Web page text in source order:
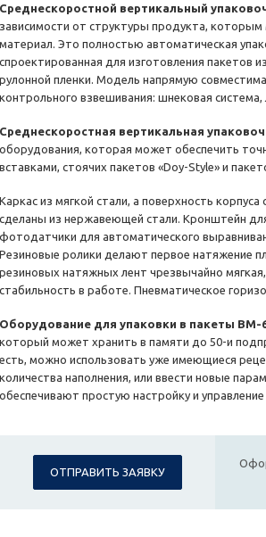
Среднескоростной вертикальный
зависимости от структуры продукта,
материал. Это полностью автоматическая
спроектированная для изготовления пакетов
рулонной пленки. Модель напрямую
контрольного взвешивания: шнековая система,
Среднескоростная вертикальная
оборудования, которая может обеспечить
вставками, стоячих пакетов «Doy-Style» и
Каркас из мягкой стали, а поверхность
сделаны из нержавеющей стали. Кронштейн
фотодатчики для автоматического
Резиновые ролики делают первое натяжение
резиновых натяжных лент чрезвычайно
стабильность в работе. Пневматическое
Оборудование для упаковки в пакеты BM-
который может хранить в памяти до 50-и
есть, можно использовать уже имеющиеся
количества наполнения, или ввести новые
обеспечивают простую настройку и
ОТПРАВИТЬ ЗАЯВКУ